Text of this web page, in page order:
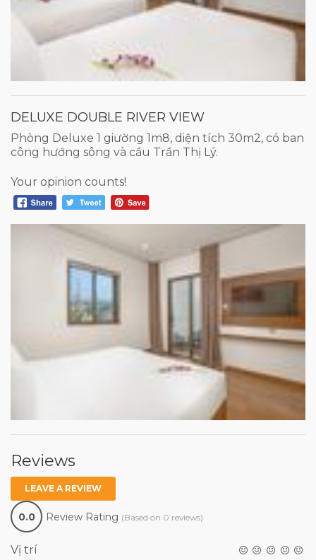
DELUXE DOUBLE RIVER VIEW
Phòng Deluxe 1 giường 1m8, diện tích 30m2, có ban
công hướng sông và cầu Trần Thị Lý.
Your opinion counts!
Reviews
LEAVE A REVIEW
0.0 Review Rating (Based on 0 reviews)
Vị trí